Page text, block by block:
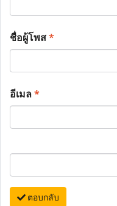
ชื่อผู้โพส*
อีเมล*
ตอบกลับ